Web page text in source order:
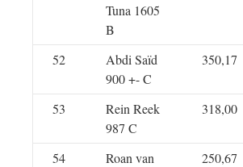
Tuna 1605
B
52
Abdi Saïd
900 +- C
350,17
53
Rein Reek
987 C
318,00
54
Roan van
250,67